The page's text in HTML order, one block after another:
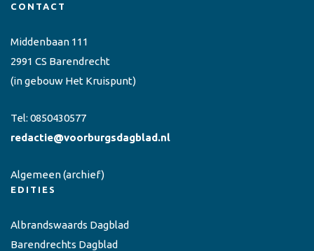
CONTACT
Middenbaan 111
2991 CS Barendrecht
(in gebouw Het Kruispunt)
Tel: 0850430577
redactie@voorburgsdagblad.nl
Algemeen(archief)
EDITIES
Albrandswaards Dagblad
Barendrechts Dagblad